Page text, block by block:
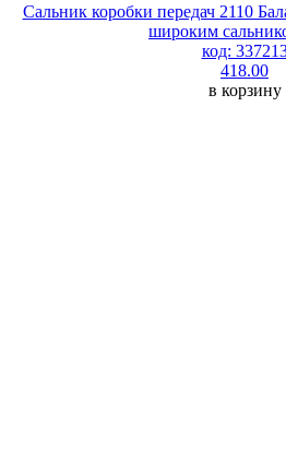
Сальник коробки передач 2110
широким
код:
418.00
в корзину